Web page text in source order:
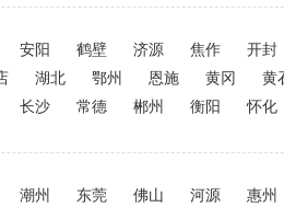
安阳 鹤壁 济源 焦作
开封
湖北 鄂州 恩施 黄冈
黄
长沙 常德 郴州 衡阳 怀化
潮州 东莞 佛山 河源
惠州